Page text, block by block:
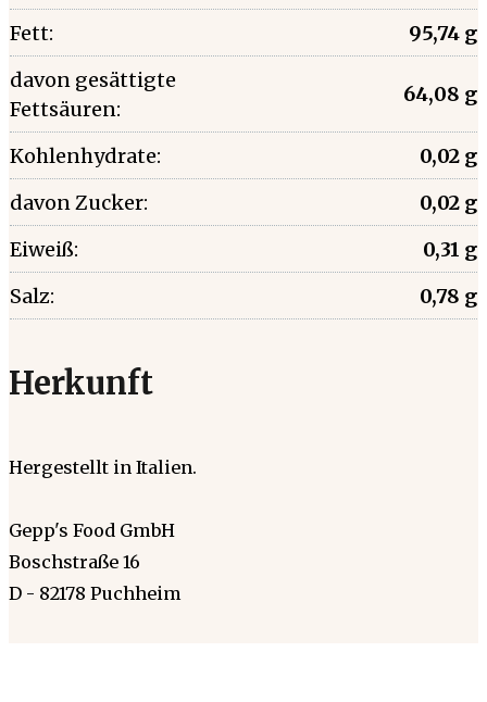
Fett:
95,74 g
davon gesättigte
Fettsäuren:
64,08 g
Kohlenhydrate:
0,02 g
davon Zucker:
0,02 g
Eiweiß:
0,31 g
Salz:
0,78 g
Herkunft
Hergestellt in Italien.
Gepp's Food GmbH
Boschstraße 16
D - 82178 Puchheim